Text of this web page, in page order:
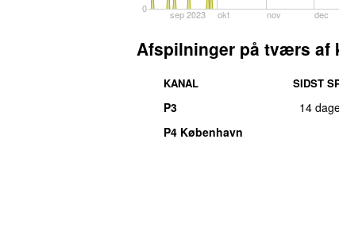
sep 2023 okt nov dec
0
Afspilninger på tværs af
KANAL SIDST
P3 14
P4 København